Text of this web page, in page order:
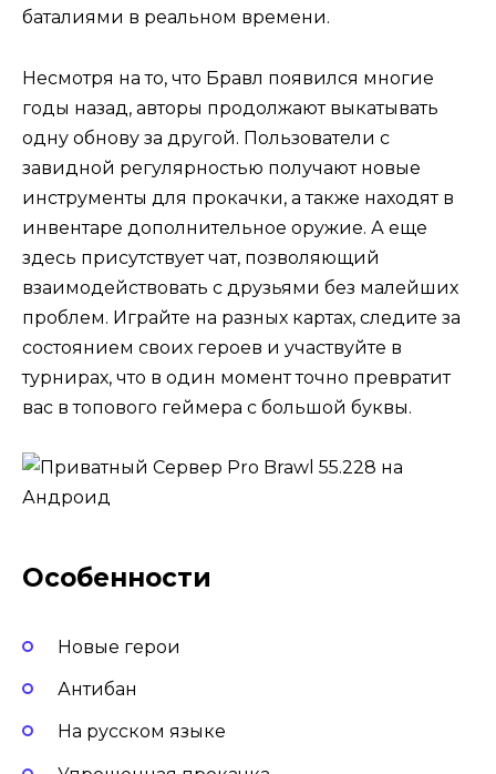
баталиями в реальном времени.
Несмотря на то, что Бравл появился многие
годы назад, авторы продолжают выкатывать
одну обнову за другой. Пользователи с
завидной регулярностью получают новые
инструменты для прокачки, а также находят в
инвентаре дополнительное оружие. А еще
здесь присутствует чат, позволяющий
взаимодействовать с друзьями без малейших
проблем. Играйте на разных картах, следите за
состоянием своих героев и участвуйте в
турнирах, что в один момент точно превратит
вас в топового геймера с большой буквы.
Особенности
Новые герои
Антибан
На русском языке